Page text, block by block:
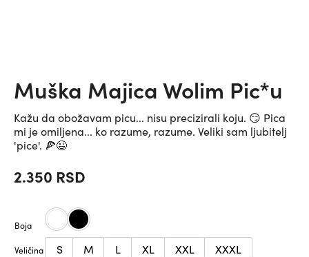
Muška Majica Wolim Pic*u
Kažu da obožavam picu... nisu precizirali koju. 😏 Pica
mi je omiljena... ko razume, razume. Veliki sam ljubitelj
'pice'. 🍕😉
2.350 RSD
Boja
Veličina S M L XL XXL XXXL